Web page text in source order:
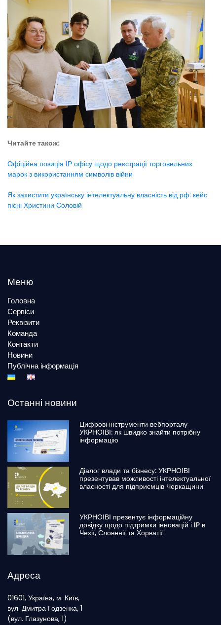
Читайте також:
Офіційна позиція ІР офісу щодо реєстрації торговельних
марок з використанням символів війни
Як захистити українську інтелектуальну власність від рф: кейс
пісні Христини Соловій
Меню
Головна
Сервіси
Реквізити
Команда
Контакти
Новини
Публічна інформація
Останні новини
Цифрові інструменти вебпорталу
УКРНОІВІ: як швидко знайти потрібну
інформацію
Діалог влади та бізнесу: УКРНОІВІ
презентував можливості інтелектуальної
власності для підприємців Черкащини
УКРНОІВІ презентує інформаційну
довідку щодо підтримки інновацій і IP в
Чехії, Словенії та Хорватії
Адреса
01601, Україна, м. Київ,
вул. Дмитра Годзенка, 1
(вул. Глазунова, 1)